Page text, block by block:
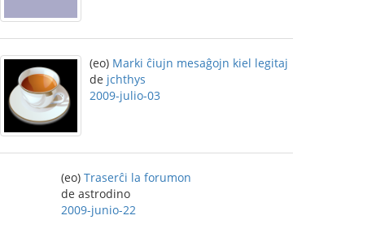
(eo) Marki ĉiujn mesaĝojn kiel legitaj
de jchthys
2009-julio-03
(eo) Traserĉi la forumon
de astrodino
2009-junio-22